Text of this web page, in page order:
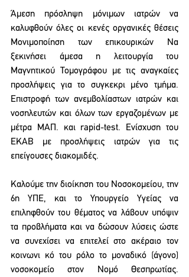
Άμεση πρόσληψη μόνιμων ιατρών να
καλυφθούν όλες οι κενές οργανικές θέσεις
Μονιμοποίηση των επικουρικών Να
ξεκινήσει άμεσα η λειτουργία του
Μαγνητικού Τομογράφου με τις αναγκαίες
προσλήψεις για το συγκεκρι μένο τμήμα.
Επιστροφή των ανεμβολίαστων ιατρών και
νοσηλευτών και όλων των εργαζομένων με
μέτρα ΜΑΠ. και rapid-test. Ενίσχυση του
ΕΚΑΒ με προσλήψεις ιατρών για τις
επείγουσες διακομιδές.
Καλούμε την διοίκηση του Νοσοκομείου, την
6η ΥΠΕ, και το Υπουργείο Υγείας να
επιληφθούν του θέματος να λάβουν υπόψιν
τα προβλήματα και να δώσουν λύσεις ώστε
να συνεχίσει να επιτελεί στο ακέραιο τον
κοινωνι κό του ρόλο το μοναδικό (άγονο)
νοσοκομείο στον Νομό Θεσπρωτίας.